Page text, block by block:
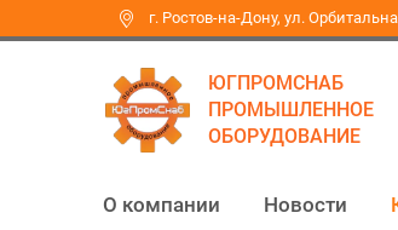
г. Ростов-на-Дону, ул.
ЮГПРОМСНАБ
ПРОМЫШЛЕННОЕ
ОБОРУДОВАНИЕ
О компании Новости